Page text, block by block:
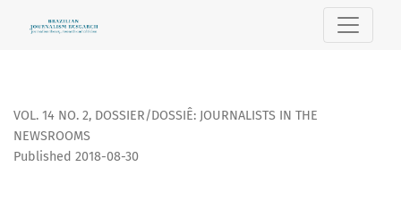
A Mouthpiece for Truth: Foreign Aid for Media
VOL. 14 NO. 2, DOSSIER/DOSSIÊ: JOURNALISTS IN THE
NEWSROOMS
Published 2018-08-30